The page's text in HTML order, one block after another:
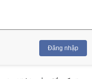
Đăng nhập